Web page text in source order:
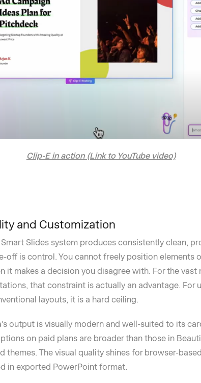
Clip-E in action (Link to YouTube video)
and Customization
Smart Slides system produces consistently clean,
off is control. You cannot freely position elements
it makes a decision you disagree with. For the vast
that constraint is actually an advantage. For
layouts, it is a hard ceiling.
output is visually modern and well-suited to its
on paid plans are broader than those in
themes. The visual quality shines for browser-
in exported PowerPoint format.